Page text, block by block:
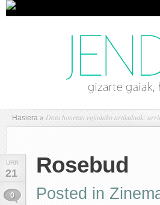
Hasiera » Data honetan egindako artikuluak:
URR
21
0
Rosebud
Posted in